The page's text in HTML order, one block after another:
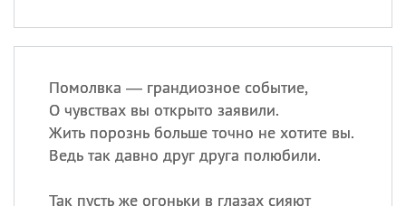
Помолвка — грандиозное событие,
О чувствах вы открыто заявили.
Жить порознь больше точно не хотите вы.
Ведь так давно друг друга полюбили.
Так пусть же огоньки в глазах сияют